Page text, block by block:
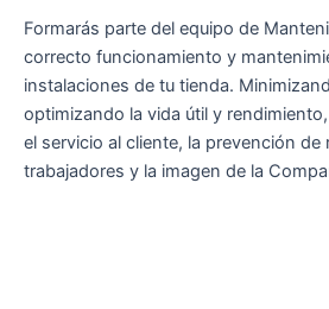
Formarás parte del equipo de
correcto funcionamiento y
instalaciones de tu tienda.
optimizando la vida útil y
el servicio al cliente, la prevención de
trabajadores y la imagen de la